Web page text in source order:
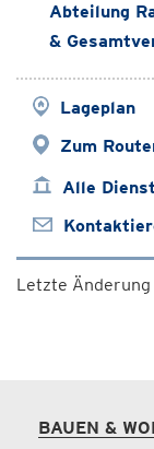
Abteilung
&
Lageplan
Zum
Alle
Letzte
BAUEN &